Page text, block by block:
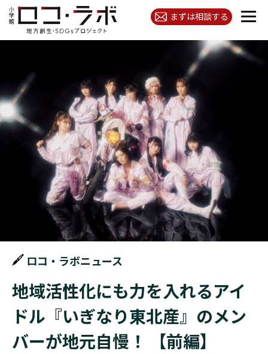
まずは相談する
ロコ・ラボニュース
地域活性化にも力を入れるアイ
ドル『いぎなり東北産』のメン
バーが地元自慢！ 【前編】